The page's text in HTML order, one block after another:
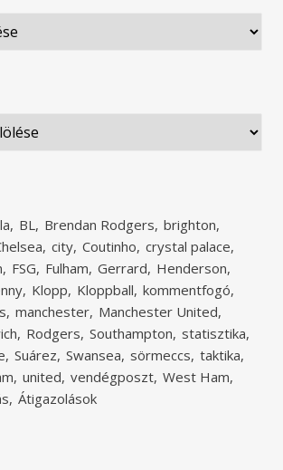
BL Brendan Rodgers brighton
city Coutinho crystal palace
FSG Fulham Gerrard Henderson
Klopp Kloppball kommentfogó
manchester Manchester United
Rodgers Southampton statisztika
Suárez Swansea sörmeccs taktika
united vendégposzt West Ham
Átigazolások